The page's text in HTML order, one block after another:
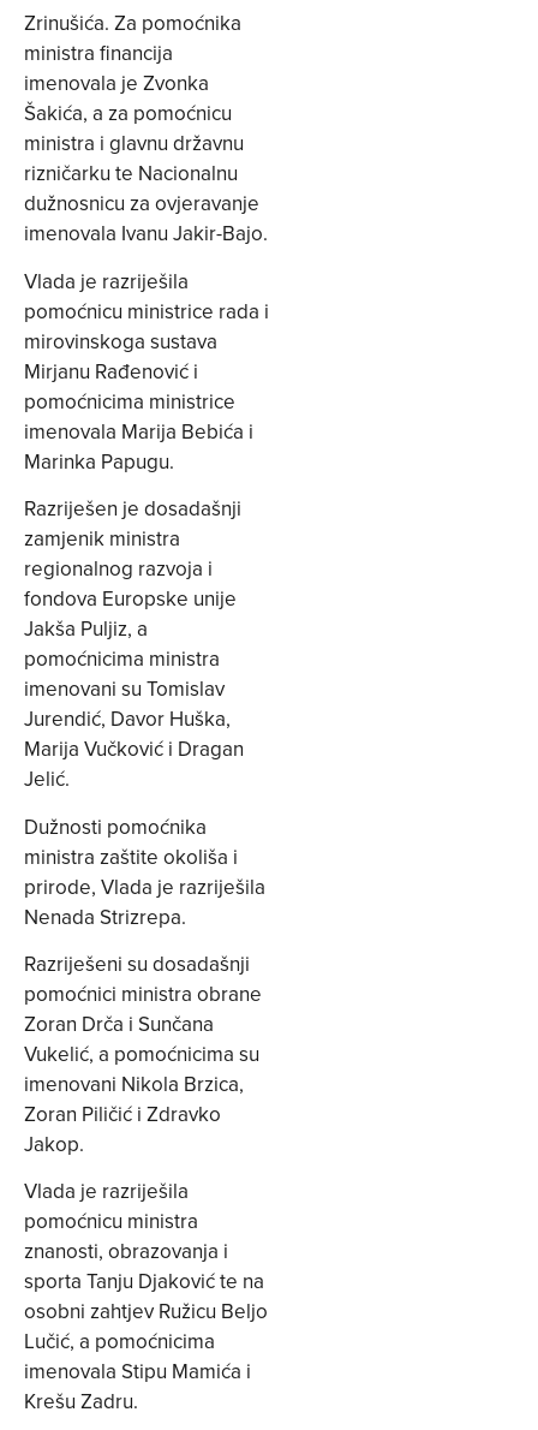
Zrinušića. Za pomoćnika
ministra financija
imenovala je Zvonka
Šakića, a za pomoćnicu
ministra i glavnu državnu
rizničarku te Nacionalnu
dužnosnicu za ovjeravanje
imenovala Ivanu Jakir-Bajo.
Vlada je razriješila
pomoćnicu ministrice rada i
mirovinskoga sustava
Mirjanu Rađenović i
pomoćnicima ministrice
imenovala Marija Bebića i
Marinka Papugu.
Razriješen je dosadašnji
zamjenik ministra
regionalnog razvoja i
fondova Europske unije
Jakša Puljiz, a
pomoćnicima ministra
imenovani su Tomislav
Jurendić, Davor Huška,
Marija Vučković i Dragan
Jelić.
Dužnosti pomoćnika
ministra zaštite okoliša i
prirode, Vlada je razriješila
Nenada Strizrepa.
Razriješeni su dosadašnji
pomoćnici ministra obrane
Zoran Drča i Sunčana
Vukelić, a pomoćnicima su
imenovani Nikola Brzica,
Zoran Piličić i Zdravko
Jakop.
Vlada je razriješila
pomoćnicu ministra
znanosti, obrazovanja i
sporta Tanju Djaković te na
osobni zahtjev Ružicu Beljo
Lučić, a pomoćnicima
imenovala Stipu Mamića i
Krešu Zadru.